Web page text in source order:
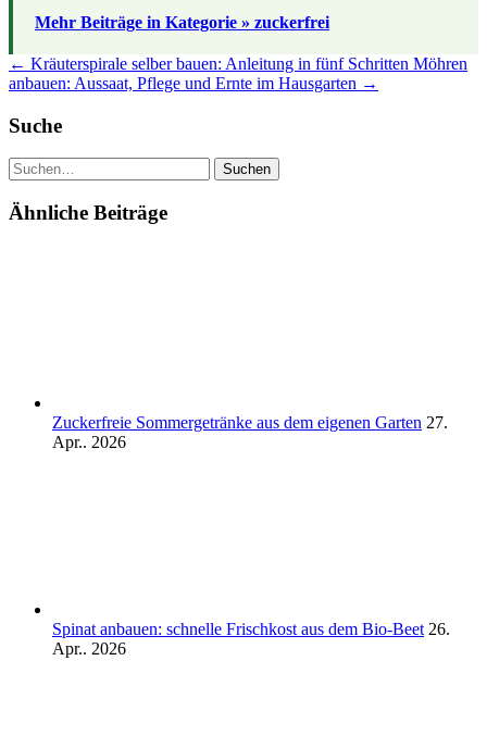
Mehr Beiträge in Kategorie » zuckerfrei
← Kräuterspirale selber bauen: Anleitung in fünf Schritten Möhren
anbauen: Aussaat, Pflege und Ernte im Hausgarten →
Suche
Suchen
Ähnliche Beiträge
Zuckerfreie Sommergetränke aus dem eigenen Garten 27.
Apr.. 2026
Spinat anbauen: schnelle Frischkost aus dem Bio-Beet 26.
Apr.. 2026